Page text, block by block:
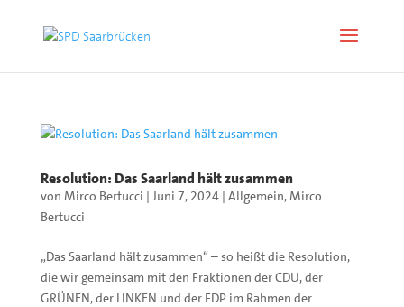
Resolution: Das Saarland hält zusammen
von Mirco Bertucci | Juni 7, 2024| Allgemein,Mirco
Bertucci
„Das Saarland hält zusammen“ – so heißt die Resolution,
die wir gemeinsam mit den Fraktionen der CDU, der
GRÜNEN, der LINKEN und der FDP im Rahmen der